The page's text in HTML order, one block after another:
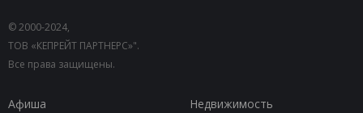
© 2000-2024,
ТОВ «КЕПРЕЙТ ПАРТНЕРС»".
Все права защищены.
Афиша
Недвижимость